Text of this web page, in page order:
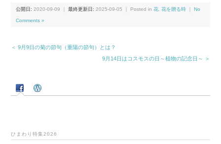
公開日:2020-09-09 ｜最終更新日:2025-09-05 ｜ Posted in花 ,花を贈る時 ｜No
Comments »
＜ 9月9日の菊の節句（重陽の節句）とは？
9月14日はコスモスの日～植物の記念日～ ＞
ひまわり特集2026